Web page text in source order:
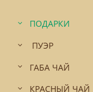
ПОДАРКИ
ПУЭР
ГАБА ЧАЙ
КРАСНЫЙ ЧАЙ